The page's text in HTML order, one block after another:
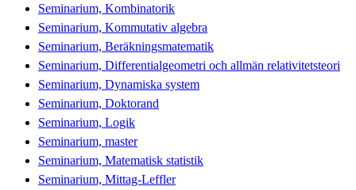
Seminarium, Kombinatorik
Seminarium, Kommutativ algebra
Seminarium, Beräkningsmatematik
Seminarium, Differentialgeometri och allmän relativitetsteori
Seminarium, Dynamiska system
Seminarium, Doktorand
Seminarium, Logik
Seminarium, master
Seminarium, Matematisk statistik
Seminarium, Mittag-Leffler